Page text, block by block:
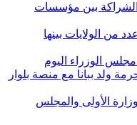
الشراكة بين مؤسسات
من الولايات بينها
مجلس الوزراء اليوم
ولد ببانا مع منصة بلوار
الأولى والمجلس